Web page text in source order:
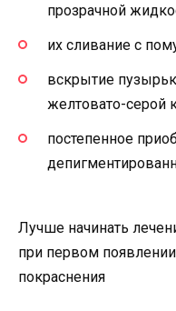
прозрачной
их сливание с
вскрытие
желтовато-серой
постепенное
Лучше начинать
при первом
покраснения